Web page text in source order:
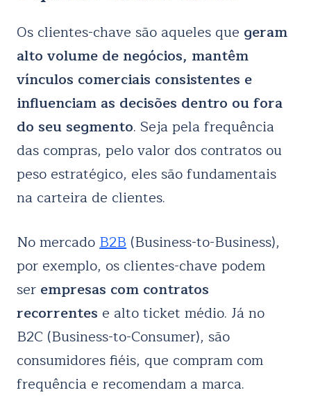
Os clientes-chave são aqueles que geram
alto volume de negócios, mantêm
vínculos comerciais consistentes e
influenciam as decisões dentro ou fora
do seu segmento. Seja pela frequência
das compras, pelo valor dos contratos ou
peso estratégico, eles são fundamentais
na carteira de clientes.
No mercadoB2B(Business-to-Business),
por exemplo, os clientes-chave podem
ser empresas com contratos
recorrentes e alto ticket médio. Já no
B2C (Business-to-Consumer), são
consumidores fiéis, que compram com
frequência e recomendam a marca.